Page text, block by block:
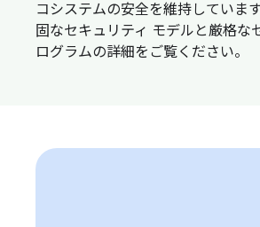
コシステムの安全を維持していま
固なセキュリティ モデルと厳格な
ログラムの詳細をご覧ください。